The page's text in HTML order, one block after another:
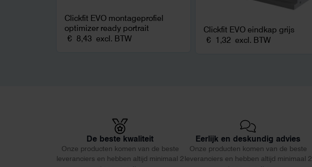
Clickfit EVO montageprofiel
optimizer ready portrait
€ 8,43 excl. BTW
Clickfit EVO eindkap grijs
€ 1,32 excl. BTW
De beste kwaliteit
Onze producten komen van de beste
leveranciers en hebben altijd minimaal 2
Eerlijk en deskundig advies
Onze producten komen van de beste
leveranciers en hebben altijd minimaal 2